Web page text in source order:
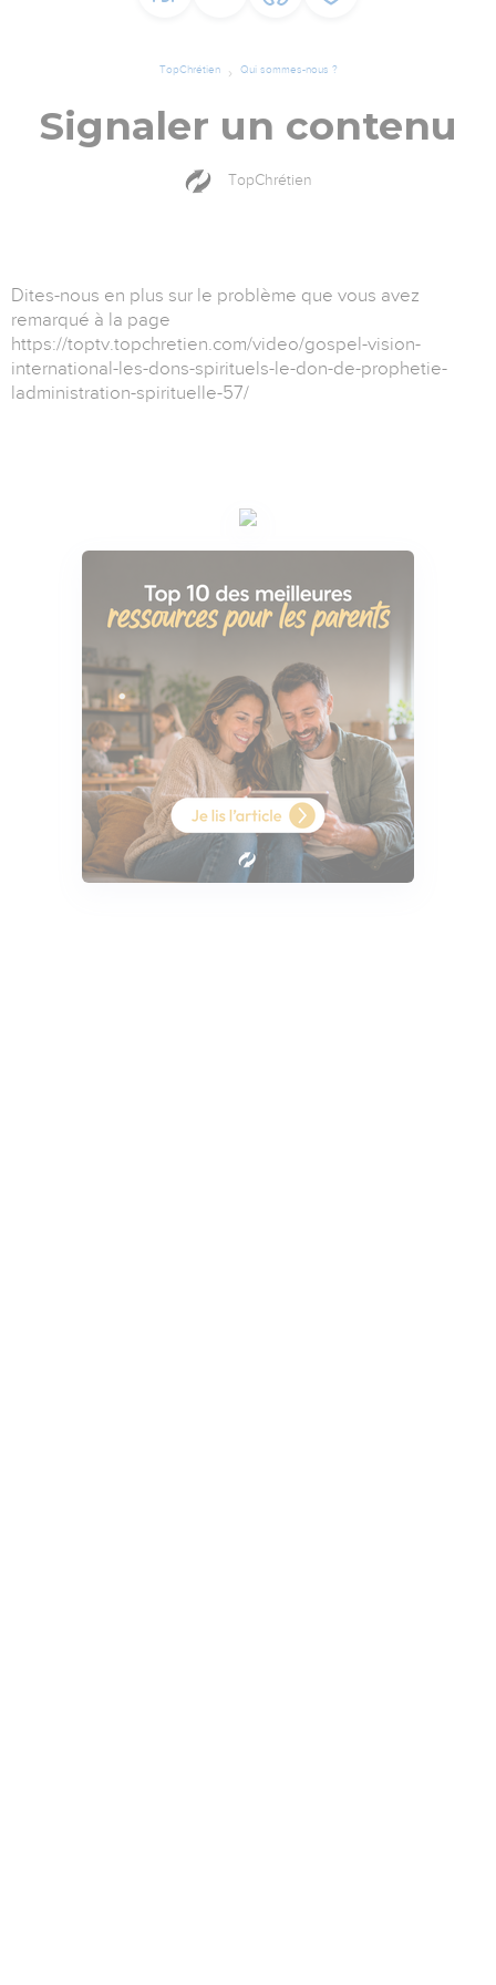
TopChrétien Qui sommes-nous ?
Signaler un contenu
TopChrétien
Dites-nous en plus sur le problème que vous avez
remarqué à la page
https://toptv.topchretien.com/video/gospel-vision-
international-les-dons-spirituels-le-don-de-prophetie-
ladministration-spirituelle-57/